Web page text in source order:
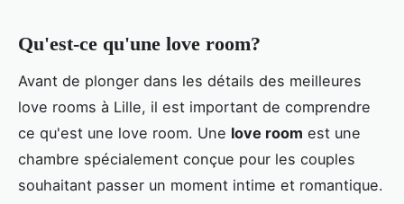
Qu'est-ce qu'une love room?
Avant de plonger dans les détails des meilleures
love rooms à Lille, il est important de comprendre
ce qu'est une love room. Une love room est une
chambre spécialement conçue pour les couples
souhaitant passer un moment intime et romantique.